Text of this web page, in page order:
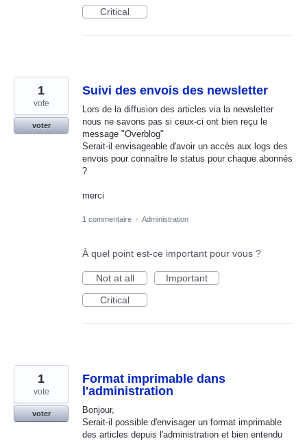
Critical
Suivi des envois des newsletter
Lors de la diffusion des articles via la newsletter
nous ne savons pas si ceux-ci ont bien reçu le
message "Overblog"
Serait-il envisageable d'avoir un accès aux logs des
envois pour connaître le status pour chaque abonnés
?
merci
1
vote
voter
1 commentaire · Administration
À quel point est-ce important pour vous ?
Not at all
Important
Critical
Format imprimable dans
l'administration
Bonjour,
Serait-il possible d'envisager un format imprimable
des articles depuis l'administration et bien entendu
1
vote
voter